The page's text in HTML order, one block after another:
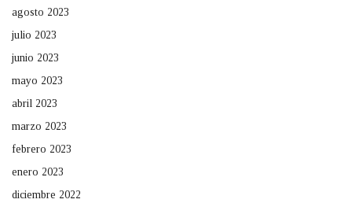
agosto 2023
julio 2023
junio 2023
mayo 2023
abril 2023
marzo 2023
febrero 2023
enero 2023
diciembre 2022